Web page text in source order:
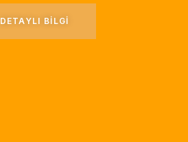
DETAYLI BILGI